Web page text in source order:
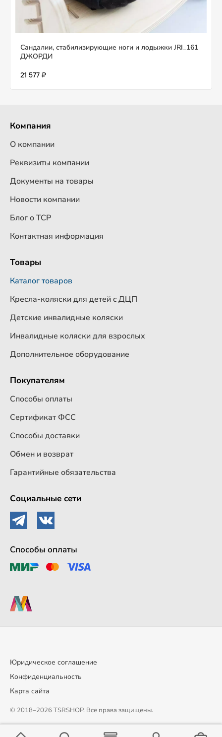
Сандалии, стабилизирующие ноги и лодыжки JRI_161
ДЖОРДИ
21 577 ₽
Компания
О компании
Реквизиты компании
Документы на товары
Новости компании
Блог о ТСР
Контактная информация
Товары
Каталог товаров
Кресла-коляски для детей c ДЦП
Детские инвалидные коляски
Инвалидные коляски для взрослых
Дополнительное оборудование
Покупателям
Способы оплаты
Сертификат ФСС
Способы доставки
Обмен и возврат
Гарантийные обязательства
Социальные сети
Способы оплаты
Юридическое соглашение
Конфиденциальность
Карта сайта
© 2018–2026 TSRSHOP. Все права защищены.